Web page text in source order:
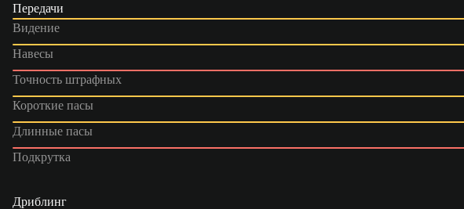
Передачи
Видение
Навесы
Точность штрафных
Короткие пасы
Длинные пасы
Подкрутка
Дриблинг